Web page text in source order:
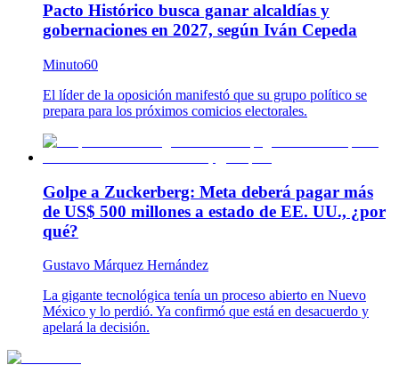
Pacto Histórico busca ganar alcaldías y
gobernaciones en 2027, según Iván Cepeda
Minuto60
El líder de la oposición manifestó que su grupo político se
prepara para los próximos comicios electorales.
Golpe a Zuckerberg: Meta deberá pagar más
de US$ 500 millones a estado de EE. UU., ¿por
qué?
Gustavo Márquez Hernández
La gigante tecnológica tenía un proceso abierto en Nuevo
México y lo perdió. Ya confirmó que está en desacuerdo y
apelará la decisión.